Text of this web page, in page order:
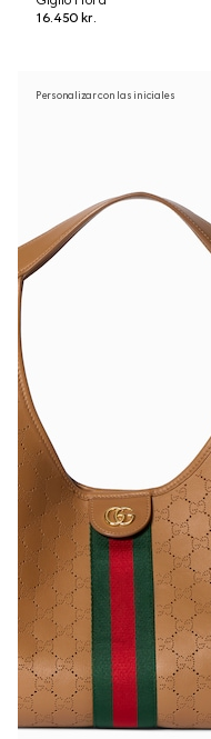
16.450 kr.
Personalizar con las iniciales